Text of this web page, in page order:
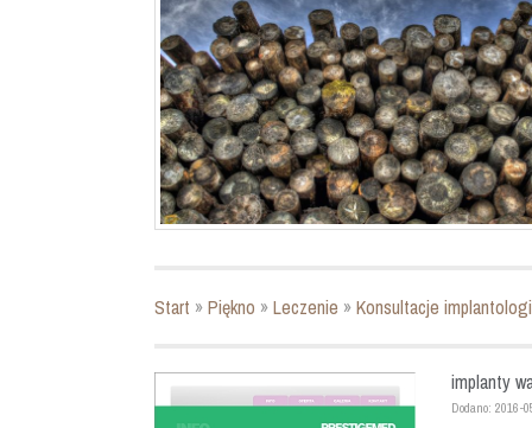
Start »Piękno »Leczenie »Konsultacje
implanty
Dodano: 2016-